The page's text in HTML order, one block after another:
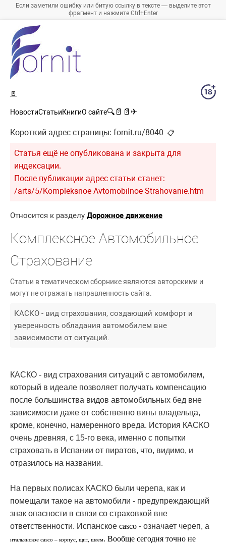
Если заметили ошибку или битую ссылку в тексте — выделите этот
фрагмент и нажмите Ctrl+Enter
🚪
НовостиСтатьиКнигиО сайте🔍 📄 📄 ✈
Короткий адрес страницы: fornit.ru/8040 📋
Статья ещё не опубликована и закрыта для
индексации.
После публикации адрес статьи станет:
/arts/5/Kompleksnoe-Avtomobilnoe-Strahovanie.htm
Относится к разделу Дорожное движение
Комплексное Автомобильное
Страхование
Статьи в тематическом сборнике являются авторскими и
могут не отражать направленность сайта.
КАСКО - вид страхования, создающий комфорт и
уверенность обладания автомобилем вне
зависимости от ситуаций.
КАСКО - вид страхования ситуаций с автомобилем,
который в идеале позволяет получать компенсацию
после большинства видов автомобильных бед вне
зависимости даже от собственно вины владельца,
кроме, конечно, намеренного вреда. История КАСКО
очень древняя, с 15-го века, именно с попытки
страховать в Испании от пиратов, что, видимо, и
отразилось на названии.
На первых полисах КАСКО были черепа, как и
помещали такое на автомобили - предупреждающий
знак опасности в связи со страховкой вне
ответственности. Испанское casco - означает череп, а
итальянское casco – корпус, щит, шлем. Вообще сегодня точно не